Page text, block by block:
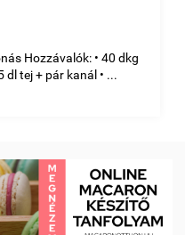
Hozzávalók: • 40 dkg
dl tej + pár kanál • ...